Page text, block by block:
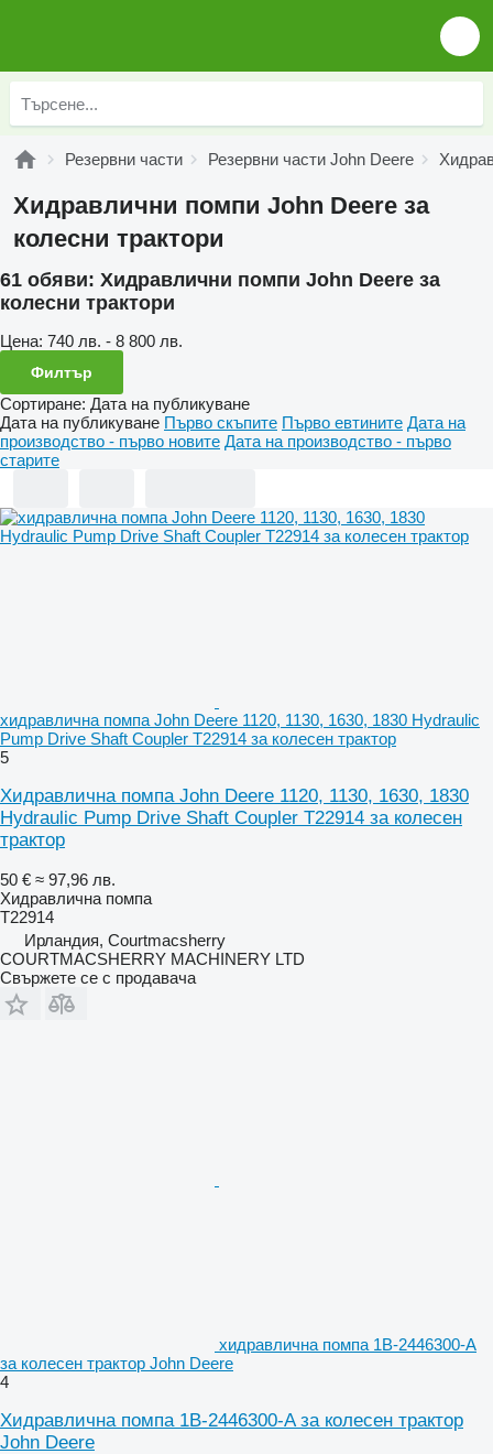
Резервни части Резервни части John Deere
Хидравлични помпи John Deere за
колесни трактори
61 обяви: Хидравлични помпи John Deere за
колесни трактори
Цена: 740 лв. - 8 800 лв.
Филтър
Сортиране: Дата на публикуване
Дата на публикуване Първо скъпите Първо евтините Дата на
производство - първо новите Дата на производство - първо
старите
хидравлична помпа John Deere 1120, 1130, 1630, 1830 Hydraulic
Pump Drive Shaft Coupler T22914 за колесен трактор
5
Хидравлична помпа John Deere 1120, 1130, 1630, 1830
Hydraulic Pump Drive Shaft Coupler T22914 за колесен
трактор
50 € ≈ 97,96 лв.
Хидравлична помпа
T22914
Ирландия, Courtmacsherry
COURTMACSHERRY MACHINERY LTD
Свържете се с продавача
хидравлична помпа 1B-2446300-A
за колесен трактор John Deere
4
Хидравлична помпа 1B-2446300-A за колесен трактор
John Deere